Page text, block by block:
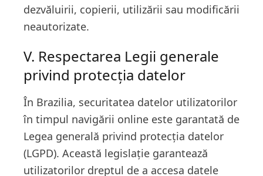
dezvăluirii, copierii, utilizării sau modificării
neautorizate.
V. Respectarea Legii generale
privind protecția datelor
În Brazilia, securitatea datelor utilizatorilor
în timpul navigării online este garantată de
Legea generală privind protecția datelor
(LGPD). Această legislație garantează
utilizatorilor dreptul de a accesa datele